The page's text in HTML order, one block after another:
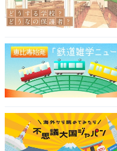
「山に囲まれた落ち
冬の雪景色が似合い
代女性／青森県）
「実際訪れましたが
です」（40代男性／